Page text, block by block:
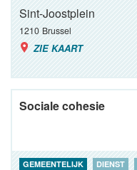
Sint-Joostplein
1210 Brussel
ZIE KAART
Sociale cohesie
GEMEENTELIJK DIENST